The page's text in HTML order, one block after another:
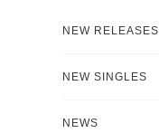
NEW RELEASES
NEW SINGLES
NEWS